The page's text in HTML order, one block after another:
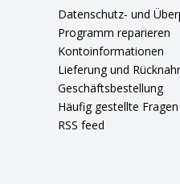
Datenschutz- und
Programm reparieren
Kontoinformationen
Lieferung und
Geschäftsbestellung
Häufig gestellte Fragen
RSS feed